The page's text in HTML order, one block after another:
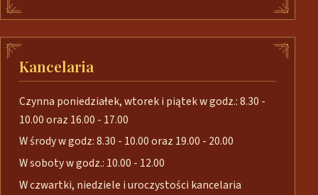
Kancelaria
Czynna poniedziałek, wtorek i piątek w godz.: 8.30 -
10.00 oraz 16.00 - 17.00
W środy w godz: 8.30 - 10.00 oraz 19.00 - 20.00
W soboty w godz.: 10.00 - 12.00
W czwartki, niedziele i uroczystości kancelaria